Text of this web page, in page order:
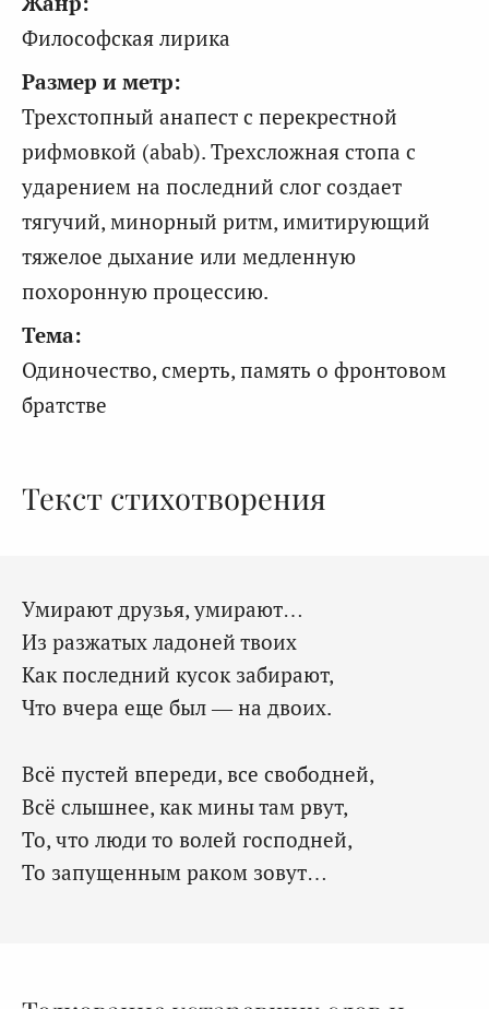
Философская лирика
Размер и метр:
Трехстопный анапест с перекрестной
рифмовкой (abab). Трехсложная стопа с
ударением на последний слог создает
тягучий, минорный ритм, имитирующий
тяжелое дыхание или медленную
похоронную процессию.
Тема:
Одиночество, смерть, память о фронтовом
братстве
Текст стихотворения
Умирают друзья, умирают…
Из разжатых ладоней твоих
Как последний кусок забирают,
Что вчера еще был — на двоих.
Всё пустей впереди, все свободней,
Всё слышнее, как мины там рвут,
То, что люди то волей господней,
То запущенным раком зовут…